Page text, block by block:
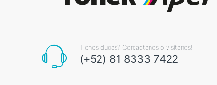
Tienes dudas? Contactanos o visitanos!
(+52) 81 8333 7422